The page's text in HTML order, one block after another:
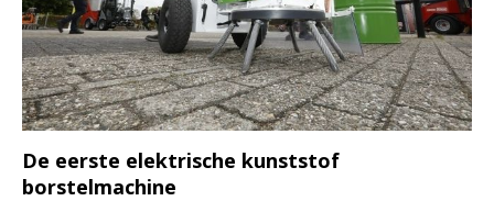
De eerste elektrische kunststof
borstelmachine